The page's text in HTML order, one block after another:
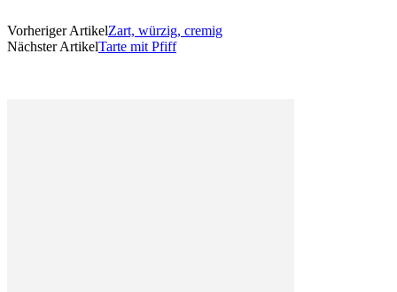
Vorheriger ArtikelZart, würzig, cremig
Nächster ArtikelTarte mit Pfiff